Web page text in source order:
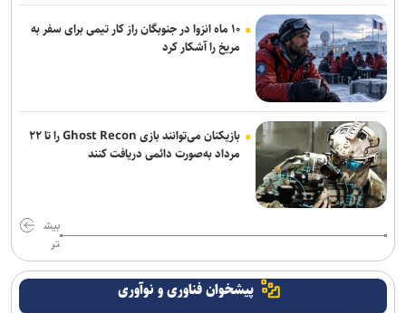
وداع زودهنگام عالمیان با مسابقات گرند اسمش سوئد
۱۰ ماه انزوا در جنوبگان راز کار تیمی برای سفر به
مریخ را آشکار کرد
بازیکنان می‌توانند بازی Ghost Recon را تا ۲۲
مرداد به‌صورت دائمی دریافت کنند
بیش
تر
پیشخوان فناوری و نوآوری